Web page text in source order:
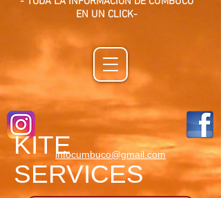
EN UN CLICK-
infocumbuco@gmail.com
KITE
SERVICES